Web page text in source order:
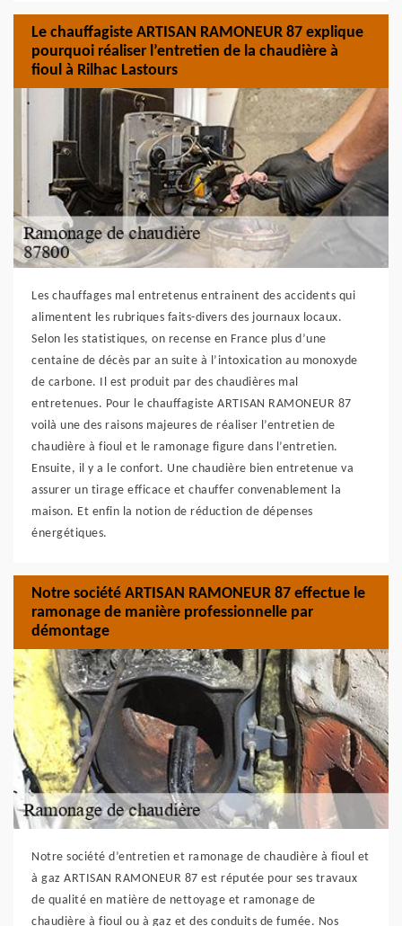
Le chauffagiste ARTISAN RAMONEUR 87 explique
pourquoi réaliser l’entretien de la chaudière à
fioul à Rilhac Lastours
Les chauffages mal entretenus entrainent des accidents qui
alimentent les rubriques faits-divers des journaux locaux.
Selon les statistiques, on recense en France plus d’une
centaine de décès par an suite à l’intoxication au monoxyde
de carbone. Il est produit par des chaudières mal
entretenues. Pour le chauffagiste ARTISAN RAMONEUR 87
voilà une des raisons majeures de réaliser l’entretien de
chaudière à fioul et le ramonage figure dans l’entretien.
Ensuite, il y a le confort. Une chaudière bien entretenue va
assurer un tirage efficace et chauffer convenablement la
maison. Et enfin la notion de réduction de dépenses
énergétiques.
Notre société ARTISAN RAMONEUR 87 effectue le
ramonage de manière professionnelle par
démontage
Notre société d’entretien et ramonage de chaudière à fioul et
à gaz ARTISAN RAMONEUR 87 est réputée pour ses travaux
de qualité en matière de nettoyage et ramonage de
chaudière à fioul ou à gaz et des conduits de fumée. Nos